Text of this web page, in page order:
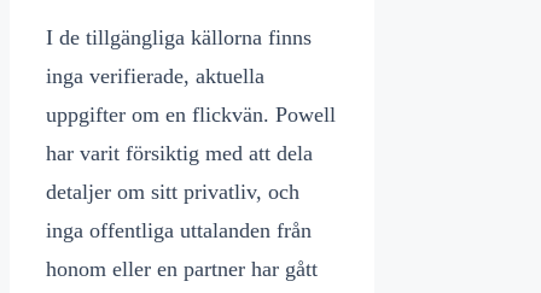
I de tillgängliga källorna finns
inga verifierade, aktuella
uppgifter om en flickvän. Powell
har varit försiktig med att dela
detaljer om sitt privatliv, och
inga offentliga uttalanden från
honom eller en partner har gått